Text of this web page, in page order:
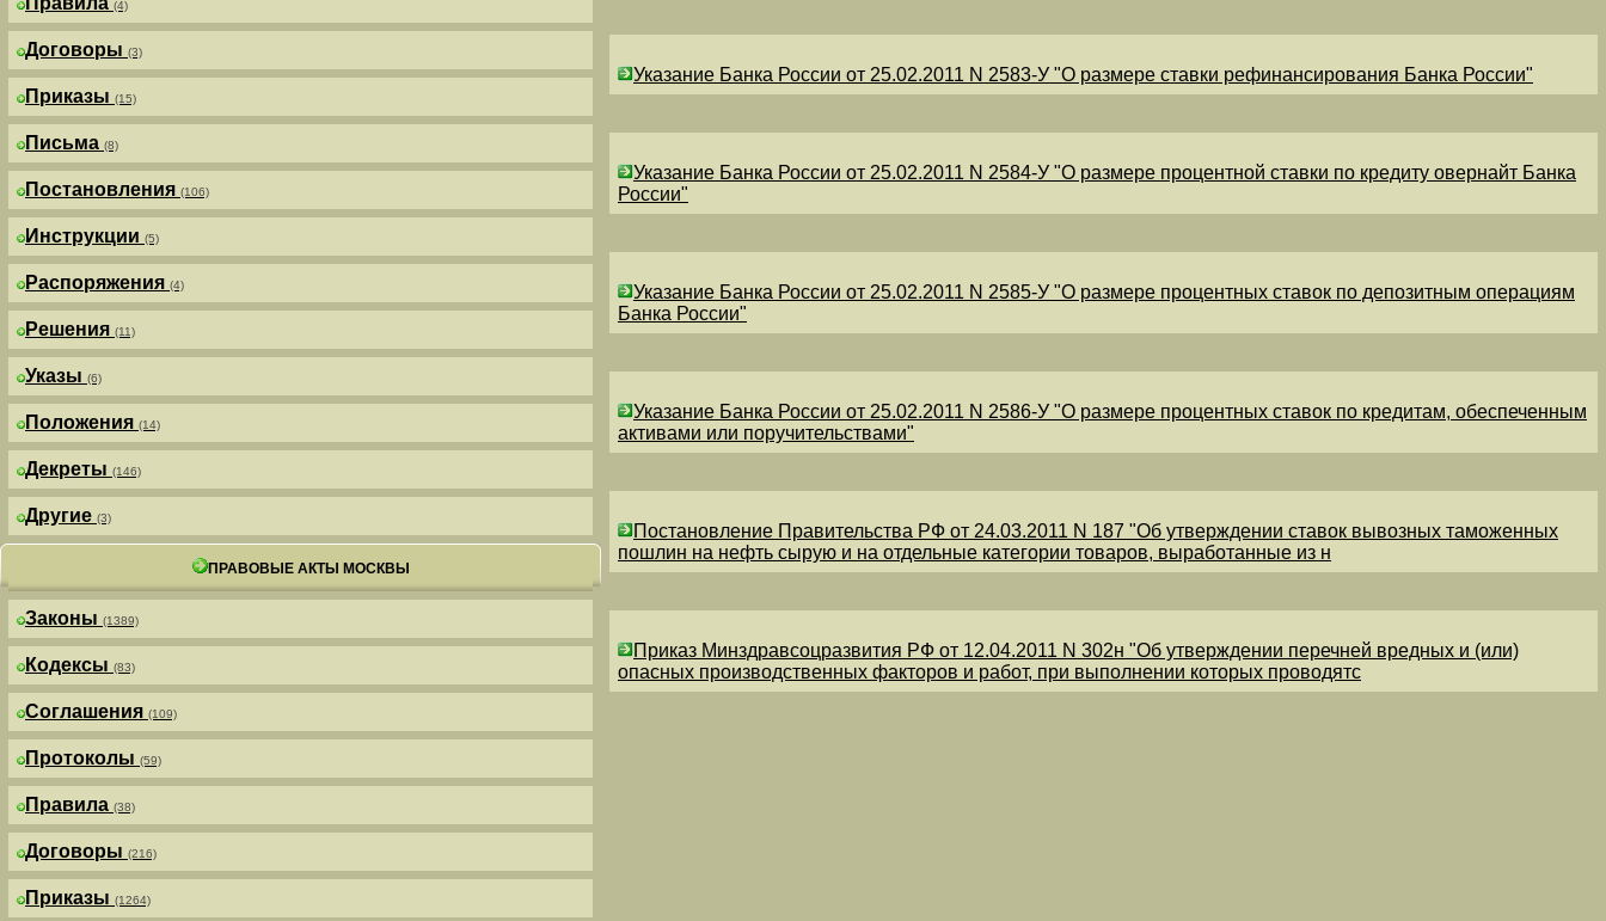
(4)
Договоры (3)
Приказы (15)
Письма (8)
Постановления (106)
Инструкции (5)
Распоряжения (4)
Решения (11)
Указы (6)
Положения (14)
Декреты (146)
Другие (3)
ПРАВОВЫЕ АКТЫ МОСКВЫ
Законы (1389)
Кодексы (83)
Соглашения (109)
Протоколы (59)
Правила (38)
Договоры (216)
Приказы (1264)
Указание Банка России от 25.02.2011 N 2583-У "О размере ставки рефинансирования Банка России"
Указание Банка России от 25.02.2011 N 2584-У "О размере процентной ставки по кредиту овернайт Банка
России"
Указание Банка России от 25.02.2011 N 2585-У "О размере процентных ставок по депозитным операциям
Банка России"
Указание Банка России от 25.02.2011 N 2586-У "О размере процентных ставок по кредитам, обеспеченным
активами или поручительствами"
Постановление Правительства РФ от 24.03.2011 N 187 "Об утверждении ставок вывозных таможенных
пошлин на нефть сырую и на отдельные категории товаров, выработанные из н
Приказ Минздравсоцразвития РФ от 12.04.2011 N 302н "Об утверждении перечней вредных и (или)
опасных производственных факторов и работ, при выполнении которых проводятс